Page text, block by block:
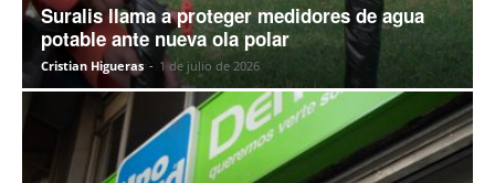
Suralis llama a proteger medidores de agua
potable ante nueva ola polar
Cristian Higueras - 1 de julio de 2026